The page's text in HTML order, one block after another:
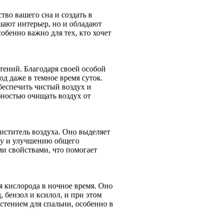
вашего сна и создать в
интерьер, но и обладают
важно для тех, кто хочет
Благодаря своей особой
даже в темное время суток.
чистый воздух и
очищать воздух от
воздуха. Оно выделяет
и улучшению общего
свойствами, что помогает
в ночное время. Оно
бензол и ксилол, и при этом
для спальни, особенно в